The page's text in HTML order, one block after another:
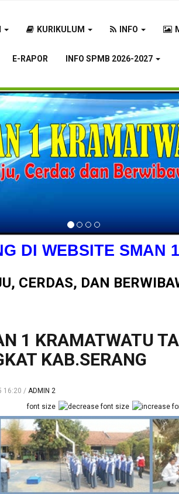
KURIKULUM INFO
E-RAPOR INFO SPMB 2026-2027
DI WEBSITE SMAN
CERDAS, DAN
1 KRAMATWATU
KAB.SERANG
16:20
ADMIN 2
font size